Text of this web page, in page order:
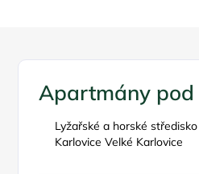
Apartmány pod
Lyžařské a horské
Karlovice Velké Karlovice